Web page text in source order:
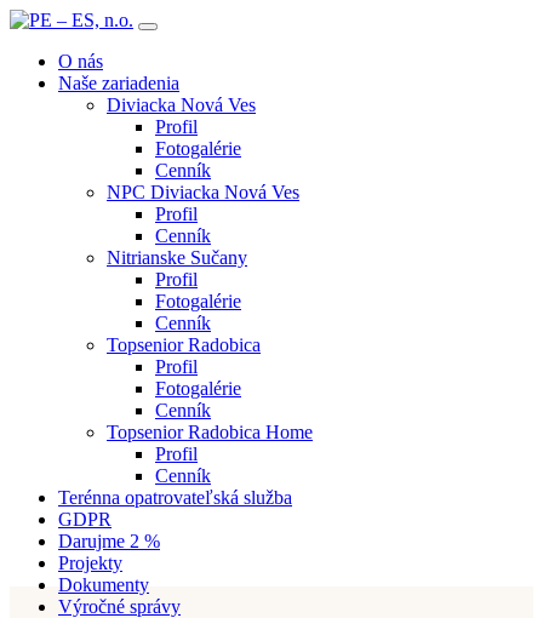
O nás
Naše zariadenia
Diviacka Nová Ves
Profil
Fotogalérie
Cenník
NPC Diviacka Nová Ves
Profil
Cenník
Nitrianske Sučany
Profil
Fotogalérie
Cenník
Topsenior Radobica
Profil
Fotogalérie
Cenník
Topsenior Radobica Home
Profil
Cenník
Terénna opatrovateľská služba
GDPR
Darujme 2 %
Projekty
Dokumenty
Výročné správy